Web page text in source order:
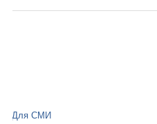
Для СМИ